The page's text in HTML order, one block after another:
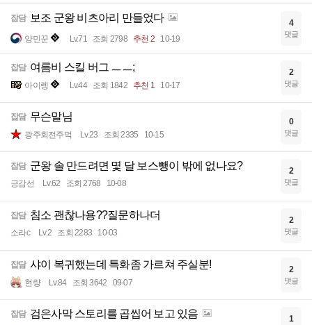
잡담 보조 군왕 비츠아리 만들었다
양민꾼 Lv.71 조회 2798 추천 2 10-19
4
댓글
잡담 여름비 스킬 버그 ㅡㅡ;
아이렝 Lv.44 조회 1842 추천 1 10-17
2
댓글
잡담 무슨말님
광주회전주먹 Lv.23 조회 2335 10-15
0
댓글
잡담 군왕 솔 만드려면 몇 달 보스뺑이 밖에 없나요?
긍감선 Lv.62 조회 2768 10-08
2
댓글
잡담 침소 괜찮나용??질문하나더
소라c Lv.2 조회 2283 10-03
2
댓글
잡담 샤이 복귀했는데 특화좀 가르쳐 주실분!
현량 Lv.84 조회 3642 09-07
2
댓글
잡담 검은사막 스토리를 곱씹어 보고 있음 1